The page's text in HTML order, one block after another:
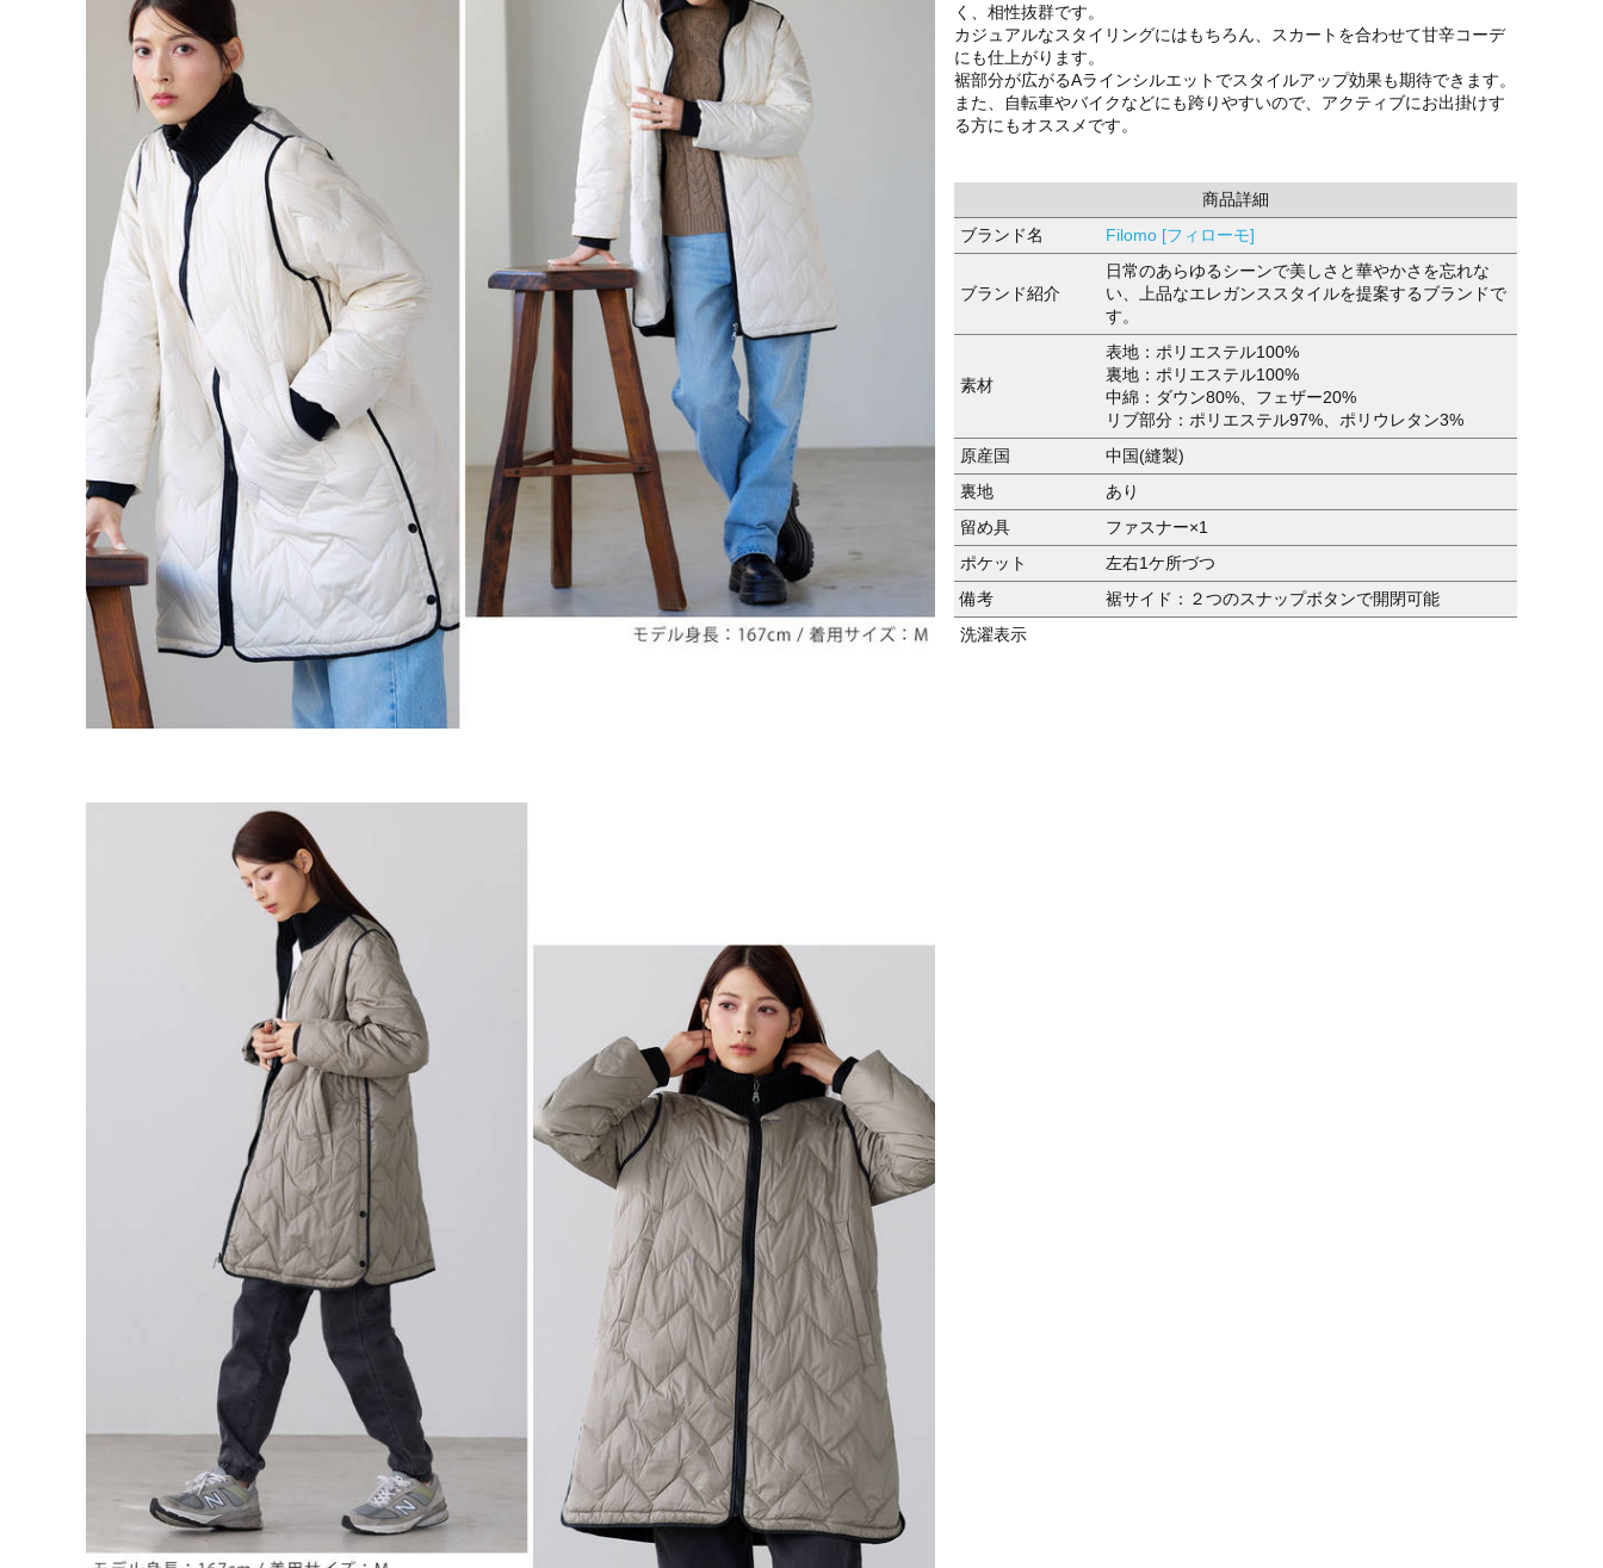
く、相性抜群です。
カジュアルなスタイリングにはもちろん、スカートを合わせて甘辛コーデ
にも仕上がります。
裾部分が広がるAラインシルエットでスタイルアップ効果も期待できます。
また、自転車やバイクなどにも跨りやすいので、アクティブにお出掛けす
る方にもオススメです。
商品詳細
ブランド名
Filomo [フィローモ]
ブランド紹介
日常のあらゆるシーンで美しさと華やかさを忘れな
い、上品なエレガンススタイルを提案するブランドで
す。
素材
表地：ポリエステル100%
裏地：ポリエステル100%
中綿：ダウン80%、フェザー20%
リブ部分：ポリエステル97%、ポリウレタン3%
原産国
中国(縫製)
裏地
あり
留め具
ファスナー×1
ポケット
左右1ケ所づつ
備考
裾サイド：２つのスナップボタンで開閉可能
洗濯表示